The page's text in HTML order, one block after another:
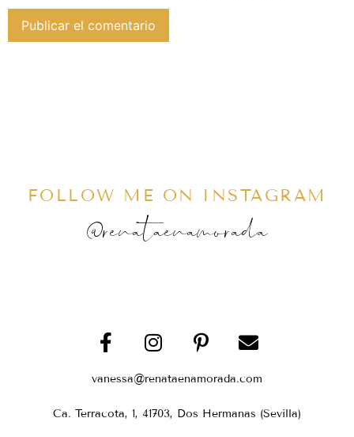
FOLLOW ME ON INSTAGRAM
@renataenamorada
vanessa@renataenamorada.com
Ca. Terracota, 1, 41703, Dos Hermanas (Sevilla)